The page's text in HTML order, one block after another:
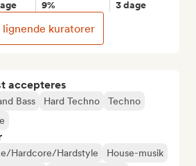
accepteres
Bass Hard Techno
Techno
Hardcore/Hardstyle
House-musik
9% 3 dage
lignende kuratorer